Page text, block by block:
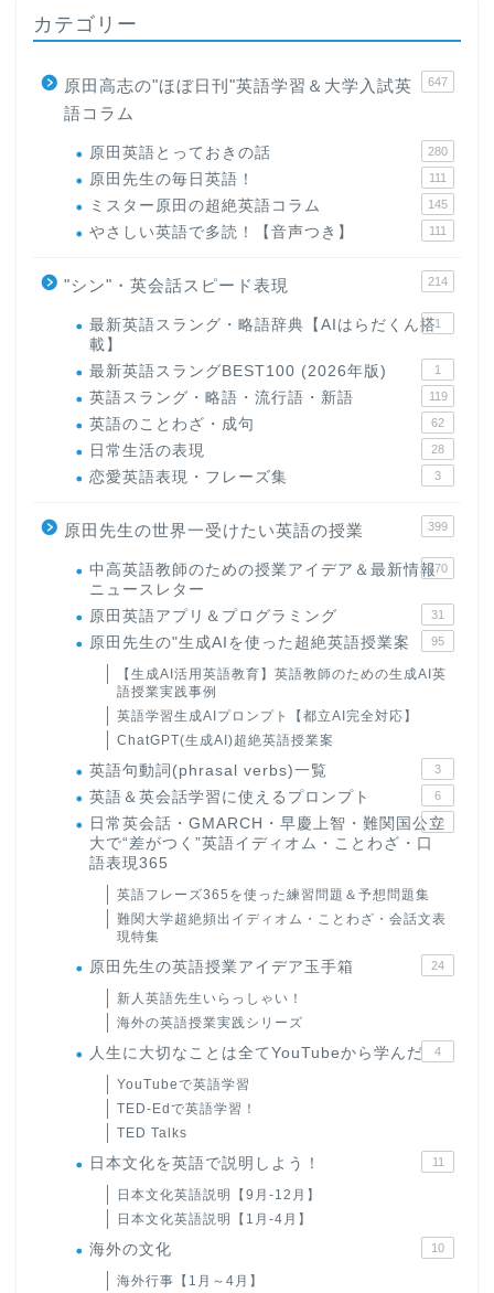
カテゴリー
原田高志の"ほぼ日刊"英語学習＆大学入試英
語コラム
647
原田英語とっておきの話 280
原田先生の毎日英語！ 111
ミスター原田の超絶英語コラム 145
やさしい英語で多読！【音声つき】 111
"シン"・英会話スピード表現 214
最新英語スラング・略語辞典【AIはらだくん搭
載】
1
最新英語スラングBEST100 (2026年版) 1
英語スラング・略語・流行語・新語 119
英語のことわざ・成句 62
日常生活の表現 28
恋愛英語表現・フレーズ集 3
原田先生の世界一受けたい英語の授業 399
中高英語教師のための授業アイデア＆最新情報
ニュースレター
170
原田英語アプリ＆プログラミング 31
原田先生の"生成AIを使った超絶英語授業案 95
【生成AI活用英語教育】英語教師のための生成AI英
語授業実践事例
英語学習生成AIプロンプト【都立AI完全対応】
ChatGPT(生成AI)超絶英語授業案
英語句動詞(phrasal verbs)一覧 3
英語＆英会話学習に使えるプロンプト 6
日常英会話・GMARCH・早慶上智・難関国公立
大で“差がつく”英語イディオム・ことわざ・口
語表現365
22
英語フレーズ365を使った練習問題＆予想問題集
難関大学超絶頻出イディオム・ことわざ・会話文表
現特集
原田先生の英語授業アイデア玉手箱 24
新人英語先生いらっしゃい！
海外の英語授業実践シリーズ
人生に大切なことは全てYouTubeから学んだ 4
YouTubeで英語学習
TED-Edで英語学習！
TED Talks
日本文化を英語で説明しよう！ 11
日本文化英語説明【9月-12月】
日本文化英語説明【1月-4月】
海外の文化 10
海外行事【1月～4月】